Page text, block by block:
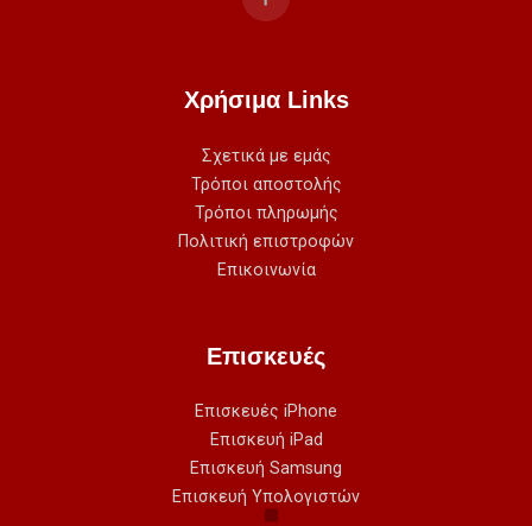
Χρήσιμα Links
Σχετικά με εμάς
Τρόποι αποστολής
Τρόποι πληρωμής
Πολιτική επιστροφών
Επικοινωνία
Επισκευές
Επισκευές iPhone
Επισκευή iPad
Επισκευή Samsung
Επισκευή Υπολογιστών